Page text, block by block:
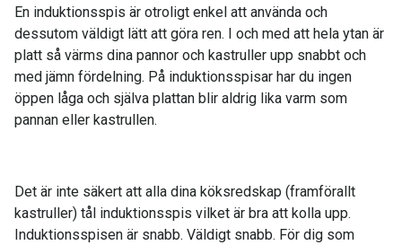
En induktionsspis är otroligt enkel att använda och
dessutom väldigt lätt att göra ren. I och med att hela ytan är
platt så värms dina pannor och kastruller upp snabbt och
med jämn fördelning. På induktionsspisar har du ingen
öppen låga och själva plattan blir aldrig lika varm som
pannan eller kastrullen.
Det är inte säkert att alla dina köksredskap (framförallt
kastruller) tål induktionsspis vilket är bra att kolla upp.
Induktionsspisen är snabb. Väldigt snabb. För dig som